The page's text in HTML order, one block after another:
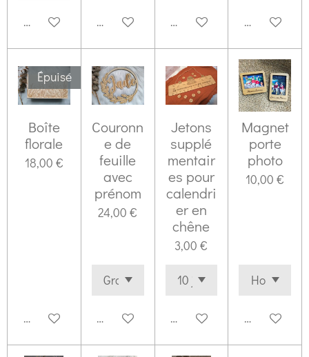
Voir les détailsVoir les détailsAjouter au panierAjouter au
Épuisé
Boîte
florale
18,00 €
M'avertir si disponible
Couronn
e de
feuille
avec
prénom
24,00 €
Voir les détails
Jetons
supplé
mentair
es pour
calendri
er en
chêne
3,00 €
Voir les détails
Magnet
porte
photo
10,00 €
Voir les